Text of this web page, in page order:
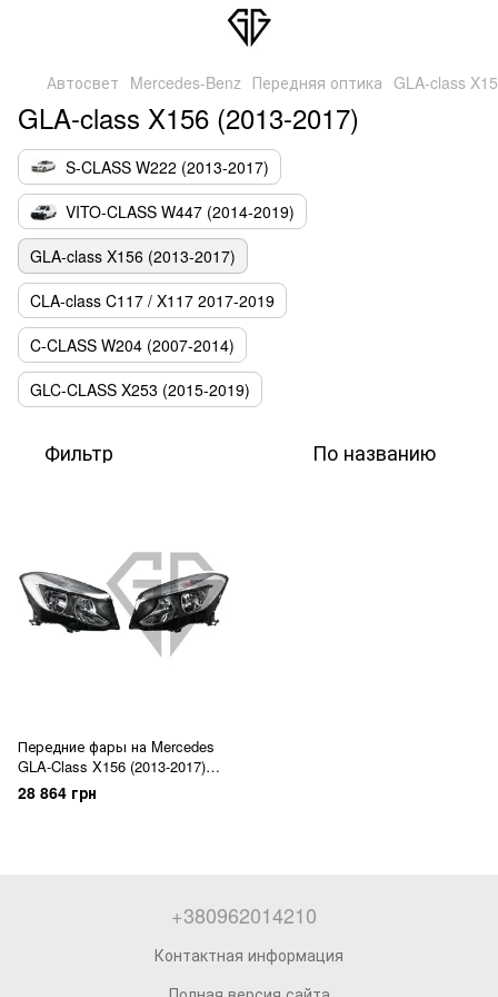
Автосвет Mercedes-Benz Передняя оптика GLA-class
GLA-class X156 (2013-2017)
S-CLASS W222 (2013-2017)
VITO-CLASS W447 (2014-2019)
GLA-class X156 (2013-2017)
CLA-class C117 / X117 2017-2019
C-CLASS W204 (2007-2014)
GLC-CLASS X253 (2015-2019)
Фильтр По названию
Передние фары на Mercedes
GLA-Class X156 (2013-2017)
Галоген
28 864 грн
+380962014210
Контактная информация